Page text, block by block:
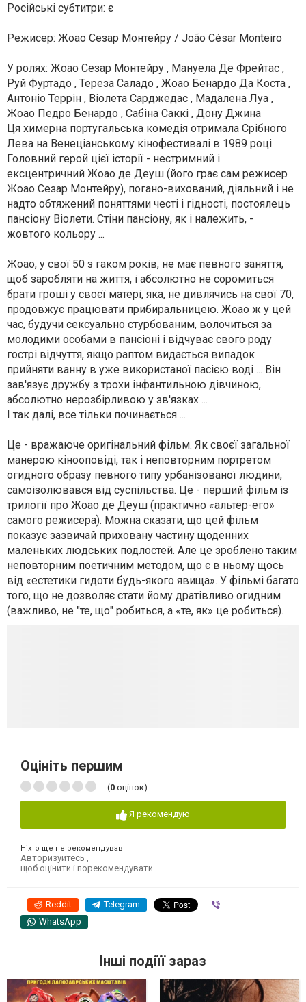
Російські субтитри: є
Режисер: Жоао Сезар Монтейру / João César Monteiro
У ролях: Жоао Сезар Монтейру , Мануела Де Фрейтас ,
Руй Фуртадо , Тереза ​​Саладо , Жоао Бенардо Да Коста ,
Антоніо Террін , Віолета Сарджедас , Мадалена Луа ,
Жоао Педро Бенардо , Сабіна Саккі , Дону Джина
Ця химерна португальська комедія отримала Срібного
Лева на Венеціанському кінофестивалі в 1989 році.
Головний герой цієї історії - нестримний і
ексцентричний Жоао де Деуш (його грає сам режисер
Жоао Сезар Монтейру), погано-вихований, діяльний і не
надто обтяжений поняттями честі і гідності, постоялець
пансіону Віолети. Стіни пансіону, як і належить, -
жовтого кольору ...
Жоао, у свої 50 з гаком років, не має певного заняття,
щоб заробляти на життя, і абсолютно не соромиться
брати гроші у своєї матері, яка, не дивлячись на свої 70,
продовжує працювати прибиральницею. Жоао ж у цей
час, будучи сексуально стурбованим, волочиться за
молодими особами в пансіоні і відчуває свого роду
гострі відчуття, якщо раптом видається випадок
прийняти ванну в уже використаної пасією воді ... Він
зав'язує дружбу з трохи інфантильною дівчиною,
абсолютно нерозбірливою у зв'язках ...
І так далі, все тільки починається ...
Це - вражаюче оригінальний фільм. Як своєї загальної
манерою кінооповіді, так і неповторним портретом
огидного образу певного типу урбанізованої людини,
самоізолювався від суспільства. Це - перший фільм із
трилогії про Жоао де Деуш (практично «альтер-его»
самого режисера). Можна сказати, що цей фільм
показує зазвичай приховану частину щоденних
маленьких людських подлостей. Але це зроблено таким
неповторним поетичним методом, що є в ньому щось
від «естетики гидоти будь-якого явища». У фільмі багато
того, що не дозволяє стати йому дратівливо огидним
(важливо, не "те, що" робиться, а «те, як» це робиться).
Оцініть першим
(0 оцінок)
Я рекомендую
Ніхто ще не рекомендував
Авторизуйтесь
щоб оцінити і порекомендувати
Reddit Telegram
WhatsApp
Інші подіїї зараз